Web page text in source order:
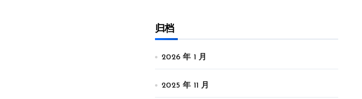
归档
2026 年 1 月
2025 年 11 月